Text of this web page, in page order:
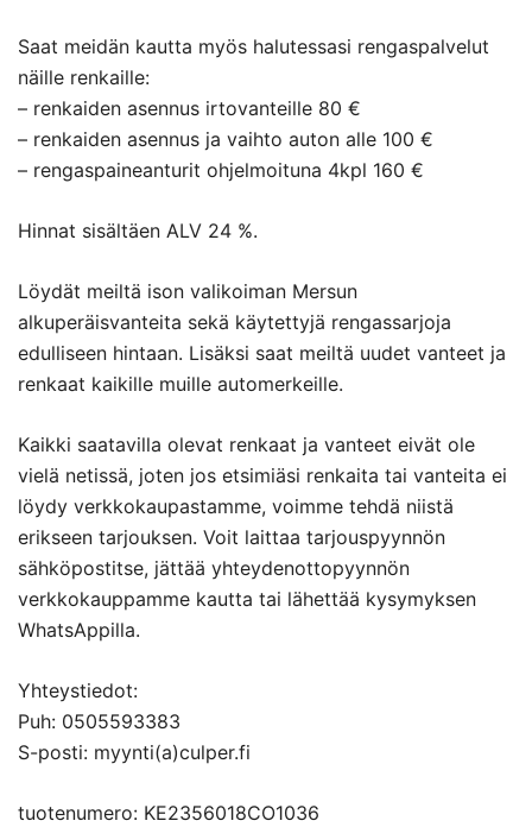
Saat meidän kautta myös halutessasi rengaspalvelut
näille renkaille:
– renkaiden asennus irtovanteille 80 €
– renkaiden asennus ja vaihto auton alle 100 €
– rengaspaineanturit ohjelmoituna 4kpl 160 €
Hinnat sisältäen ALV 24 %.
Löydät meiltä ison valikoiman Mersun
alkuperäisvanteita sekä käytettyjä rengassarjoja
edulliseen hintaan. Lisäksi saat meiltä uudet vanteet ja
renkaat kaikille muille automerkeille.
Kaikki saatavilla olevat renkaat ja vanteet eivät ole
vielä netissä, joten jos etsimiäsi renkaita tai vanteita ei
löydy verkkokaupastamme, voimme tehdä niistä
erikseen tarjouksen. Voit laittaa tarjouspyynnön
sähköpostitse, jättää yhteydenottopyynnön
verkkokauppamme kautta tai lähettää kysymyksen
WhatsAppilla.
Yhteystiedot:
Puh: 0505593383
S-posti: myynti(a)culper.fi
tuotenumero: KE2356018CO1036